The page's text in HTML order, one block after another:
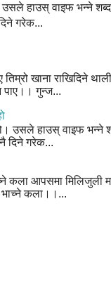
उसले हाउस् वाइफ भन्ने
गरेक...
तिम्रो खाना राखिदिने
पाए।। गुन्ज...
उसले हाउस् वाइफ भन्ने
दिने गरेक...
कला आपसमा मिलिजुली
भाच्ने कला।।...